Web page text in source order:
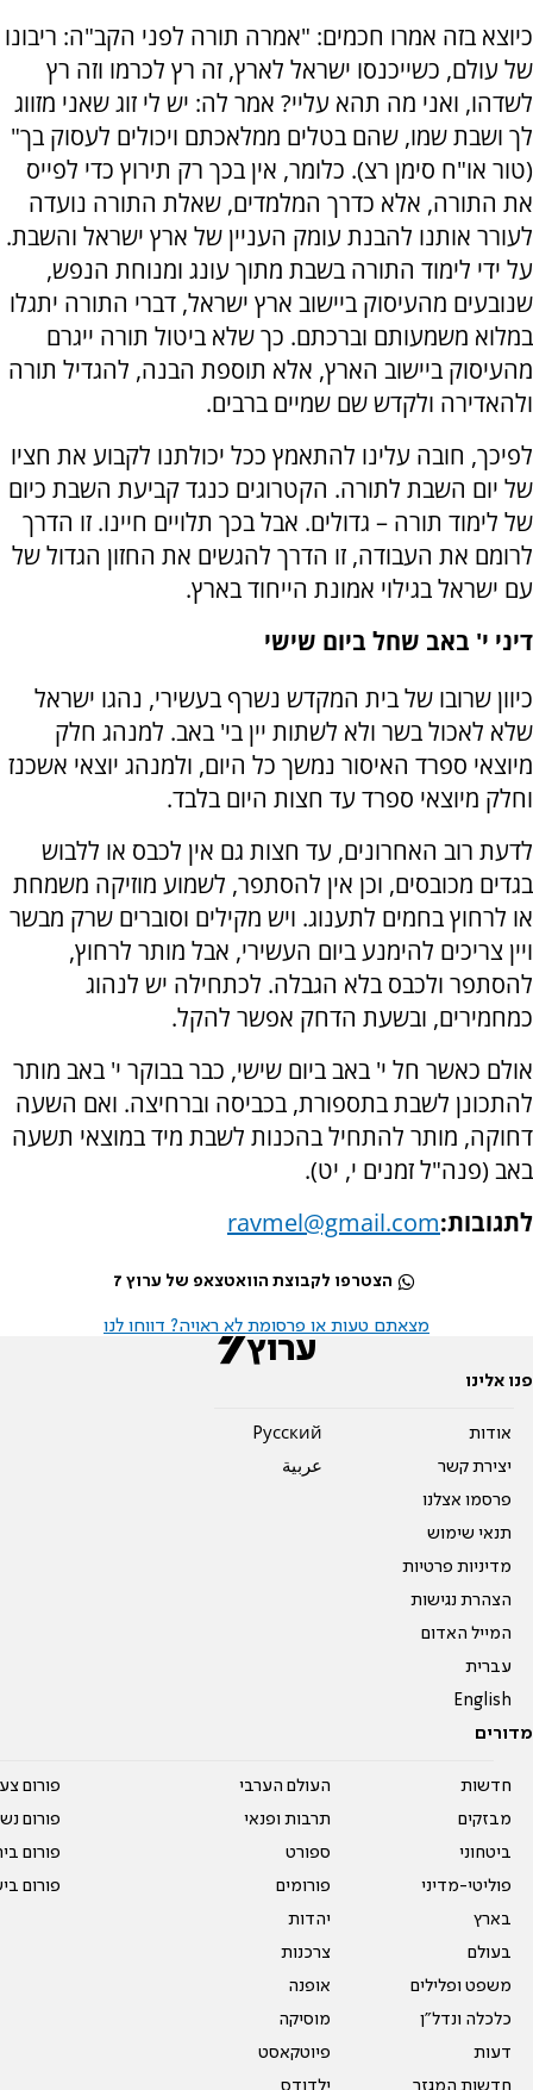
כיוצא בזה אמרו חכמים: "אמרה תורה לפני הקב"ה: ריבונו
של עולם, כשייכנסו ישראל לארץ, זה רץ לכרמו וזה רץ
לשדהו, ואני מה תהא עליי? אמר לה: יש לי זוג שאני מזווג
לך ושבת שמו, שהם בטלים ממלאכתם ויכולים לעסוק בך"
(טור או"ח סימן רצ). כלומר, אין בכך רק תירוץ כדי לפייס
את התורה, אלא כדרך המלמדים, שאלת התורה נועדה
לעורר אותנו להבנת עומק העניין של ארץ ישראל והשבת.
על ידי לימוד התורה בשבת מתוך עונג ומנוחת הנפש,
שנובעים מהעיסוק ביישוב ארץ ישראל, דברי התורה יתגלו
במלוא משמעותם וברכתם. כך שלא ביטול תורה ייגרם
מהעיסוק ביישוב הארץ, אלא תוספת הבנה, להגדיל תורה
ולהאדירה ולקדש שם שמיים ברבים.
לפיכך, חובה עלינו להתאמץ ככל יכולתנו לקבוע את חציו
של יום השבת לתורה. הקטרוגים כנגד קביעת השבת כיום
של לימוד תורה – גדולים. אבל בכך תלויים חיינו. זו הדרך
לרומם את העבודה, זו הדרך להגשים את החזון הגדול של
עם ישראל בגילוי אמונת הייחוד בארץ.
דיני י' באב שחל ביום שישי
כיוון שרובו של בית המקדש נשרף בעשירי, נהגו ישראל
שלא לאכול בשר ולא לשתות יין בי' באב. למנהג חלק
מיוצאי ספרד האיסור נמשך כל היום, ולמנהג יוצאי אשכנז
וחלק מיוצאי ספרד עד חצות היום בלבד.
לדעת רוב האחרונים, עד חצות גם אין לכבס או ללבוש
בגדים מכובסים, וכן אין להסתפר, לשמוע מוזיקה משמחת
או לרחוץ בחמים לתענוג. ויש מקילים וסוברים שרק מבשר
ויין צריכים להימנע ביום העשירי, אבל מותר לרחוץ,
להסתפר ולכבס בלא הגבלה. לכתחילה יש לנהוג
כמחמירים, ובשעת הדחק אפשר להקל.
אולם כאשר חל י' באב ביום שישי, כבר בבוקר י' באב מותר
להתכונן לשבת בתספורת, בכביסה וברחיצה. ואם השעה
דחוקה, מותר להתחיל בהכנות לשבת מיד במוצאי תשעה
באב (פנה"ל זמנים י, יט).
לתגובות:ravmel@gmail.com
הצטרפו לקבוצת הוואטצאפ של ערוץ 7
מצאתם טעות או פרסומת לא ראויה? דווחו לנו
פנו אלינו
אודות
יצירת קשר
פרסמו אצלנו
תנאי שימוש
מדיניות פרטיות
הצהרת נגישות
המייל האדום
עברית
English
Pусский
عربية
מדורים
חדשות
מבזקים
ביטחוני
פוליטי-מדיני
בארץ
בעולם
משפט ופלילים
כלכלה ונדל"ן
דעות
העולם הערבי
תרבות ופנאי
ספורט
פורומים
יהדות
צרכנות
אופנה
מוסיקה
פיוטקאסט
פורום
פורום
פורום
פורום